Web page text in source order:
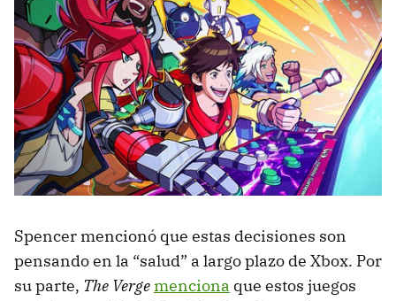
Spencer mencionó que estas decisiones son
pensando en la “salud” a largo plazo de Xbox. Por
su parte, The Vergemenciona que estos juegos